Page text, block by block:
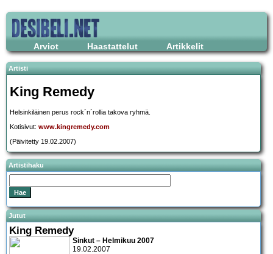
Arviot Haastattelut Artikkelit
Artisti
King Remedy
Helsinkiläinen perus rock´n´rollia takova ryhmä.
Kotisivut: www.kingremedy.com
(Päivitetty 19.02.2007)
Artistihaku
Jutut
King Remedy
Sinkut – Helmikuu 2007
19.02.2007